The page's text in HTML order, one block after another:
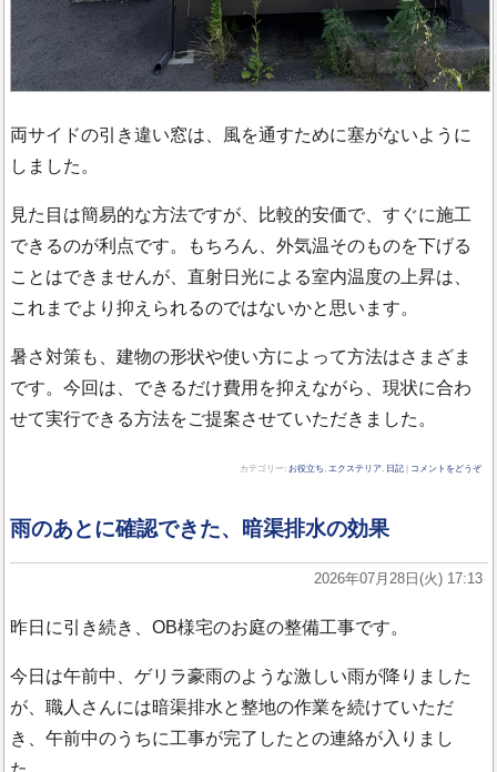
両サイドの引き違い窓は、風を通すために塞がないように
しました。
見た目は簡易的な方法ですが、比較的安価で、すぐに施工
できるのが利点です。もちろん、外気温そのものを下げる
ことはできませんが、直射日光による室内温度の上昇は、
これまでより抑えられるのではないかと思います。
暑さ対策も、建物の形状や使い方によって方法はさまざま
です。今回は、できるだけ費用を抑えながら、現状に合わ
せて実行できる方法をご提案させていただきました。
カテゴリー: お役立ち エクステリア, 日記 | コメントをどうぞ
雨のあとに確認できた、暗渠排水の効果
2026年07月28日(火) 17:13
昨日に引き続き、OB様宅のお庭の整備工事です。
今日は午前中、ゲリラ豪雨のような激しい雨が降りました
が、職人さんには暗渠排水と整地の作業を続けていただ
き、午前中のうちに工事が完了したとの連絡が入りまし